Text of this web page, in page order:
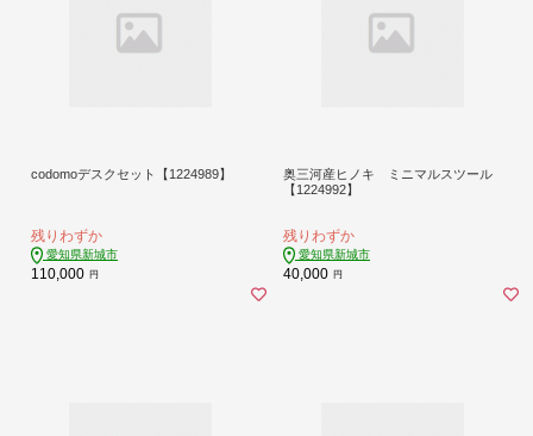
codomoデスクセット【1224989】
残りわずか
愛知県新城市
110,000 円
奥三河産ヒノキ ミニマルスツール
【1224992】
残りわずか
愛知県新城市
40,000 円